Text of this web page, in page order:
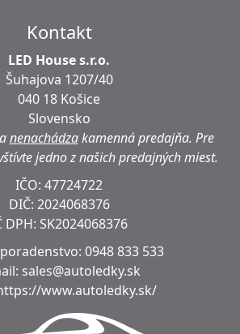
Kontakt
LED House s.r.o.
Šuhajova 1207/40
040 18 Košice
Slovensko
nenachádzakamenná predajňa. Pre
jedno z našich predajných miest.
IČO: 47724722
DIČ: 2024068376
DPH: SK2024068376
0948 833 533
sales@autoledky.sk
www.autoledky.sk/